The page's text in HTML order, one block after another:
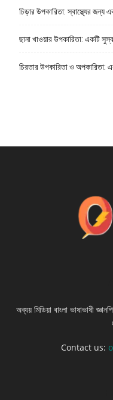
চিড়ার উপকারিতা: স্বাস্থ্যের জন্য
ছানা খাওয়ার উপকারিতা: একটি
চিরতার উপকারিতা ও অপকারিতা:
অব্যয় মিডিয়া বাংলা ভাষাভাষী
Contact us: